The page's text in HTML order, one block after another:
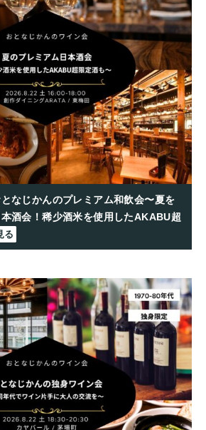
となじかんのプレミアム和飲会〜夏を
酒会！稀少酒米を使用したAKABU超
る